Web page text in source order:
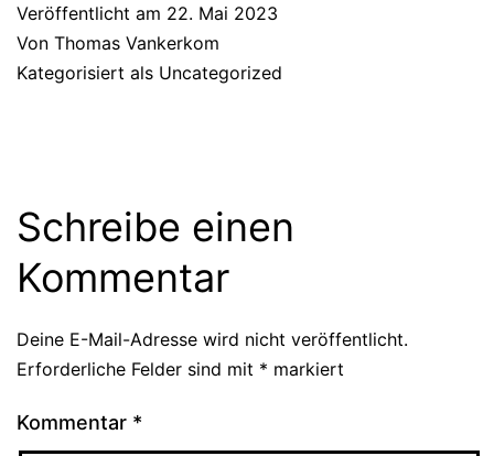
Veröffentlicht am 22. Mai 2023
Von Thomas Vankerkom
Kategorisiert als Uncategorized
Schreibe einen
Kommentar
Deine E-Mail-Adresse wird nicht veröffentlicht.
Erforderliche Felder sind mit * markiert
Kommentar *